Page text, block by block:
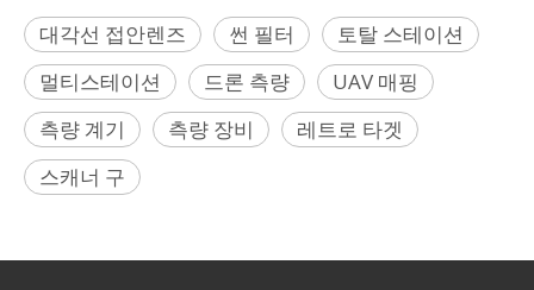
대각선 접안렌즈 썬 필터
토탈 스테이션
멀티스테이션
드론 측량
UAV 매핑
측량 계기
측량 장비
레트로 타겟
스캐너 구